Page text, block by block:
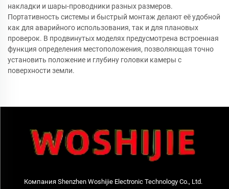
накладки и шары-проводники разных размеров.
Портативность системы и быстрый монтаж делают её удобной
как для аварийного использования, так и для плановых
проверок. В продвинутых моделях предусмотрена встроенная
функция определения местоположения, позволяющая точно
установить положение и глубину головки камеры с
поверхности земли.
Компания Shenzhen Woshijie Electronic Technology Co., Ltd.